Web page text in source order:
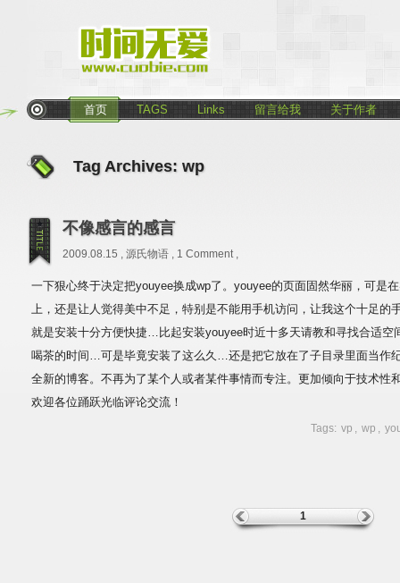
首页 TAGS Links 留言给我 关于作者
Tag Archives: wp
不像感言的感言
2009.08.15 , 源氏物语 , 1 Comment,
一下狠心终于决定把youyee换成wp了。youyee的页面固然华丽，可是
上，还是让人觉得美中不足，特别是不能用手机访问，让我这个十足
就是安装十分方便快捷…比起安装youyee时近十多天请教和寻找合适
喝茶的时间…可是毕竟安装了这么久…还是把它放在了子目录里面当作
全新的博客。不再为了某个人或者某件事情而专注。更加倾向于技术性
欢迎各位踊跃光临评论交流！
Tags: vp , wp ,
1